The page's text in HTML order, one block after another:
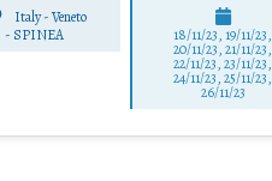
Italy - Veneto
- SPINEA 18/11/23, 19/11/23,
20/11/23, 21/11/23,
22/11/23, 23/11/23,
24/11/23, 25/11/23,
26/11/23